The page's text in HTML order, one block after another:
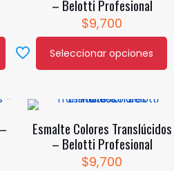
– Belotti Profesional
$9,700
Seleccionar opciones
Este
múltiples
variantes.
Esmalte Colores Translúcidos
– Belotti Profesional
$9,700